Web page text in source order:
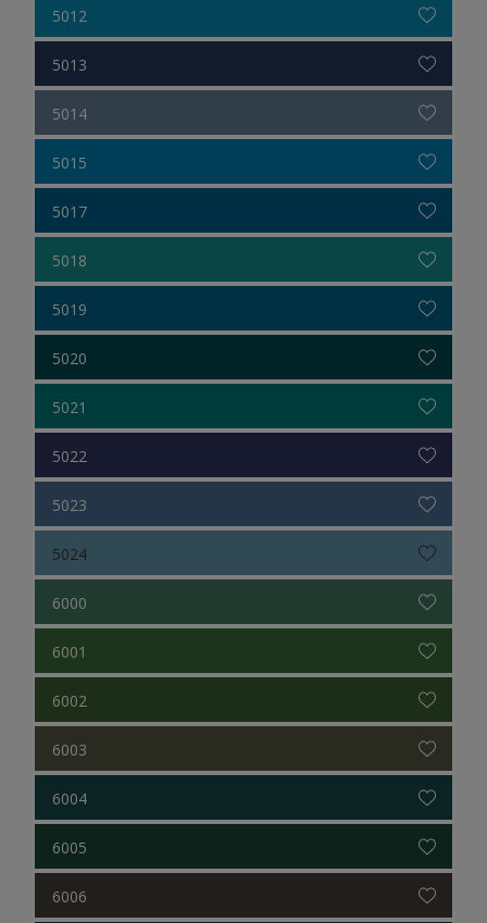
5012
5013
5014
5015
5017
5018
5019
5020
5021
5022
5023
5024
6000
6001
6002
6003
6004
6005
6006